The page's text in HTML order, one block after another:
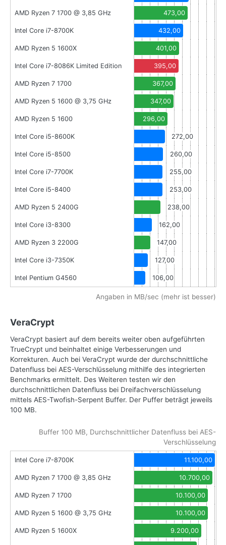
AMD Ryzen 7 1700 @ 3,85 GHz 473,00
Intel Core i7-8700K 432,00
AMD Ryzen 5 1600X 401,00
Intel Core i7-8086K Limited Edition 395,00
AMD Ryzen 7 1700 367,00
AMD Ryzen 5 1600 @ 3,75 GHz 347,00
AMD Ryzen 5 1600 296,00
Intel Core i5-8600K 272,00
Intel Core i5-8500 260,00
Intel Core i7-7700K 255,00
Intel Core i5-8400 253,00
AMD Ryzen 5 2400G 238,00
Intel Core i3-8300 162,00
AMD Ryzen 3 2200G 147,00
Intel Core i3-7350K 127,00
Intel Pentium G4560 106,00
Angaben in MB/sec (mehr ist besser)
VeraCrypt
VeraCrypt basiert auf dem bereits weiter oben aufgeführten
TrueCrypt und beinhaltet einige Verbesserungen und
Korrekturen. Auch bei VeraCrypt wurde der durchschnittliche
Datenfluss bei AES-Verschlüsselung mithilfe des integrierten
Benchmarks ermittelt. Des Weiteren testen wir den
durchschnittlichen Datenfluss bei Dreifachverschlüsselung
mittels AES-Twofish-Serpent Buffer. Der Puffer beträgt jeweils
100 MB.
Buffer 100 MB, Durchschnittlicher Datenfluss bei AES-
Verschlüsselung
Intel Core i7-8700K 11.100,00
AMD Ryzen 7 1700 @ 3,85 GHz 10.700,00
AMD Ryzen 7 1700 10.100,00
AMD Ryzen 5 1600 @ 3,75 GHz 10.100,00
AMD Ryzen 5 1600X 9.200,00